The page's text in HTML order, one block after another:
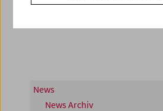
News
News Archiv